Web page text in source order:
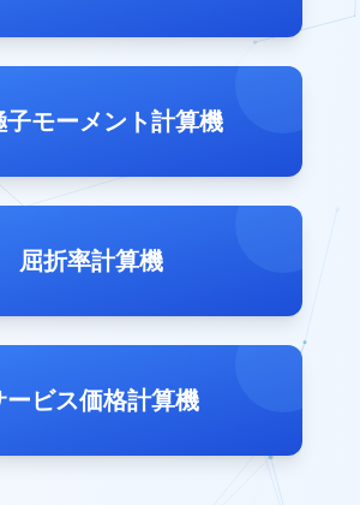
子モーメント計算機
屈折率計算機
ービス価格計算機